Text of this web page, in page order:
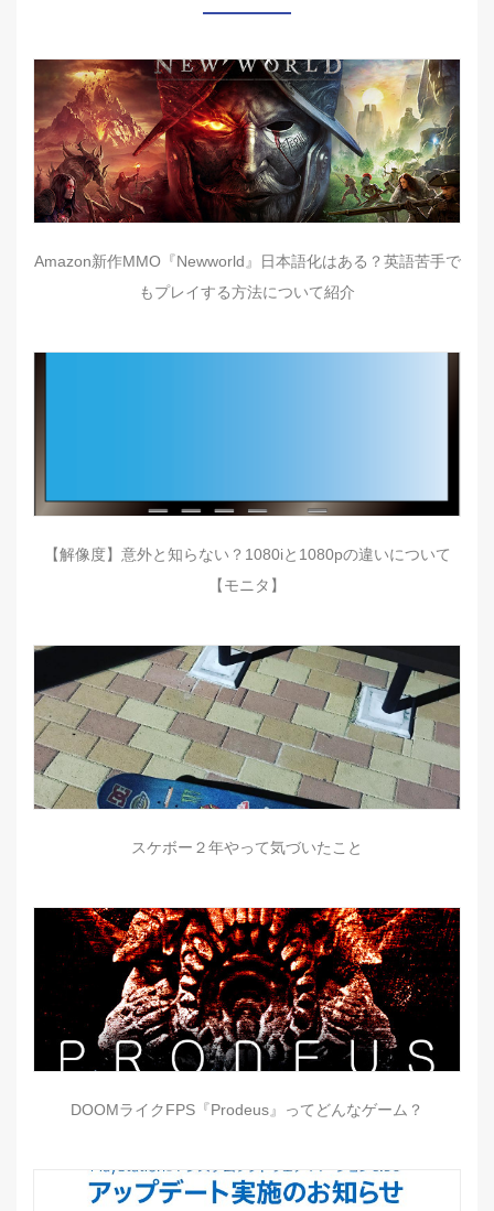
Amazon新作MMO『Newworld』日本語化はある？英語苦手で
もプレイする方法について紹介
【解像度】意外と知らない？1080iと1080pの違いについて
【モニタ】
スケボー２年やって気づいたこと
DOOMライクFPS『Prodeus』ってどんなゲーム？